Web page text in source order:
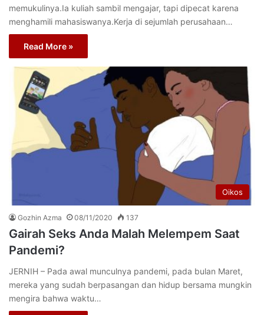
memukulinya.Ia kuliah sambil mengajar, tapi dipecat karena
menghamili mahasiswanya.Kerja di sejumlah perusahaan…
Read More »
Oikos
Gozhin Azma 08/11/2020 137
Gairah Seks Anda Malah Melempem Saat
Pandemi?
JERNIH – Pada awal munculnya pandemi, pada bulan Maret,
mereka yang sudah berpasangan dan hidup bersama mungkin
mengira bahwa waktu…